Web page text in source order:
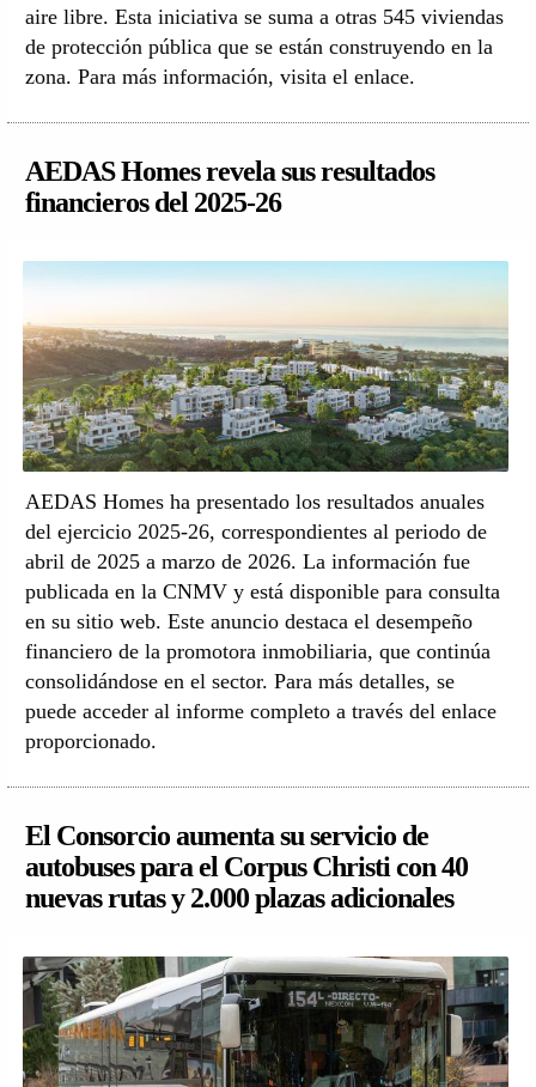
aire libre. Esta iniciativa se suma a otras 545 viviendas
de protección pública que se están construyendo en la
zona. Para más información, visita el enlace.
AEDAS Homes revela sus resultados
financieros del 2025-26
AEDAS Homes ha presentado los resultados anuales
del ejercicio 2025-26, correspondientes al periodo de
abril de 2025 a marzo de 2026. La información fue
publicada en la CNMV y está disponible para consulta
en su sitio web. Este anuncio destaca el desempeño
financiero de la promotora inmobiliaria, que continúa
consolidándose en el sector. Para más detalles, se
puede acceder al informe completo a través del enlace
proporcionado.
El Consorcio aumenta su servicio de
autobuses para el Corpus Christi con 40
nuevas rutas y 2.000 plazas adicionales